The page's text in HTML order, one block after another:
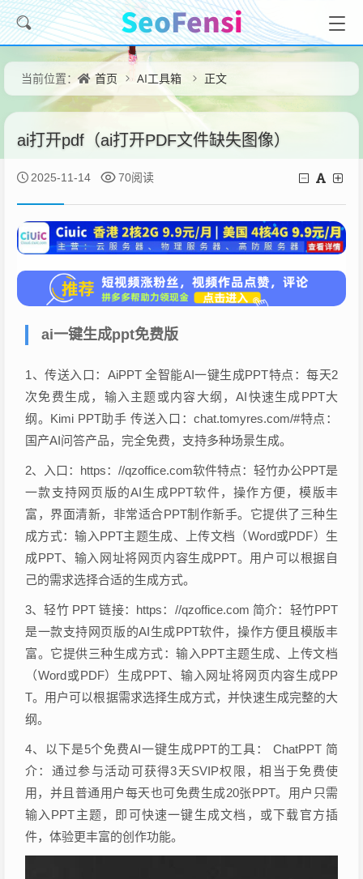
当前位置： 首页 AI工具箱 正文
ai打开pdf（ai打开PDF文件缺失图像）
2025-11-14 70阅读
ai一键生成ppt免费版
1、传送入口：AiPPT 全智能AI一键生成PPT特点：每天2
次免费生成，输入主题或内容大纲，AI快速生成PPT大
纲。Kimi PPT助手 传送入口：chat.tomyres.com/#特点：
国产AI问答产品，完全免费，支持多种场景生成。
2、入口：https：//qzoffice.com软件特点：轻竹办公PPT是
一款支持网页版的AI生成PPT软件，操作方便，模版丰
富，界面清新，非常适合PPT制作新手。它提供了三种生
成方式：输入PPT主题生成、上传文档（Word或PDF）生
成PPT、输入网址将网页内容生成PPT。用户可以根据自
己的需求选择合适的生成方式。
3、轻竹 PPT 链接：https：//qzoffice.com 简介：轻竹PPT
是一款支持网页版的AI生成PPT软件，操作方便且模版丰
富。它提供三种生成方式：输入PPT主题生成、上传文档
（Word或PDF）生成PPT、输入网址将网页内容生成PP
T。用户可以根据需求选择生成方式，并快速生成完整的大
纲。
4、以下是5个免费AI一键生成PPT的工具： ChatPPT 简
介：通过参与活动可获得3天SVIP权限，相当于免费使
用，并且普通用户每天也可免费生成20张PPT。用户只需
输入PPT主题，即可快速一键生成文档，或下载官方插
件，体验更丰富的创作功能。